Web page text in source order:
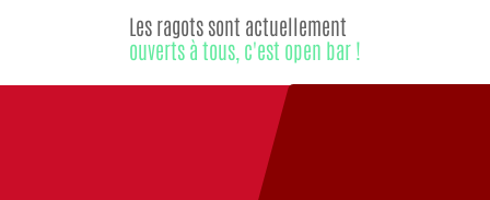
Les ragots sont actuellement
ouverts à tous, c'est open bar !